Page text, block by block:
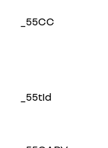
_55CC
_55tId